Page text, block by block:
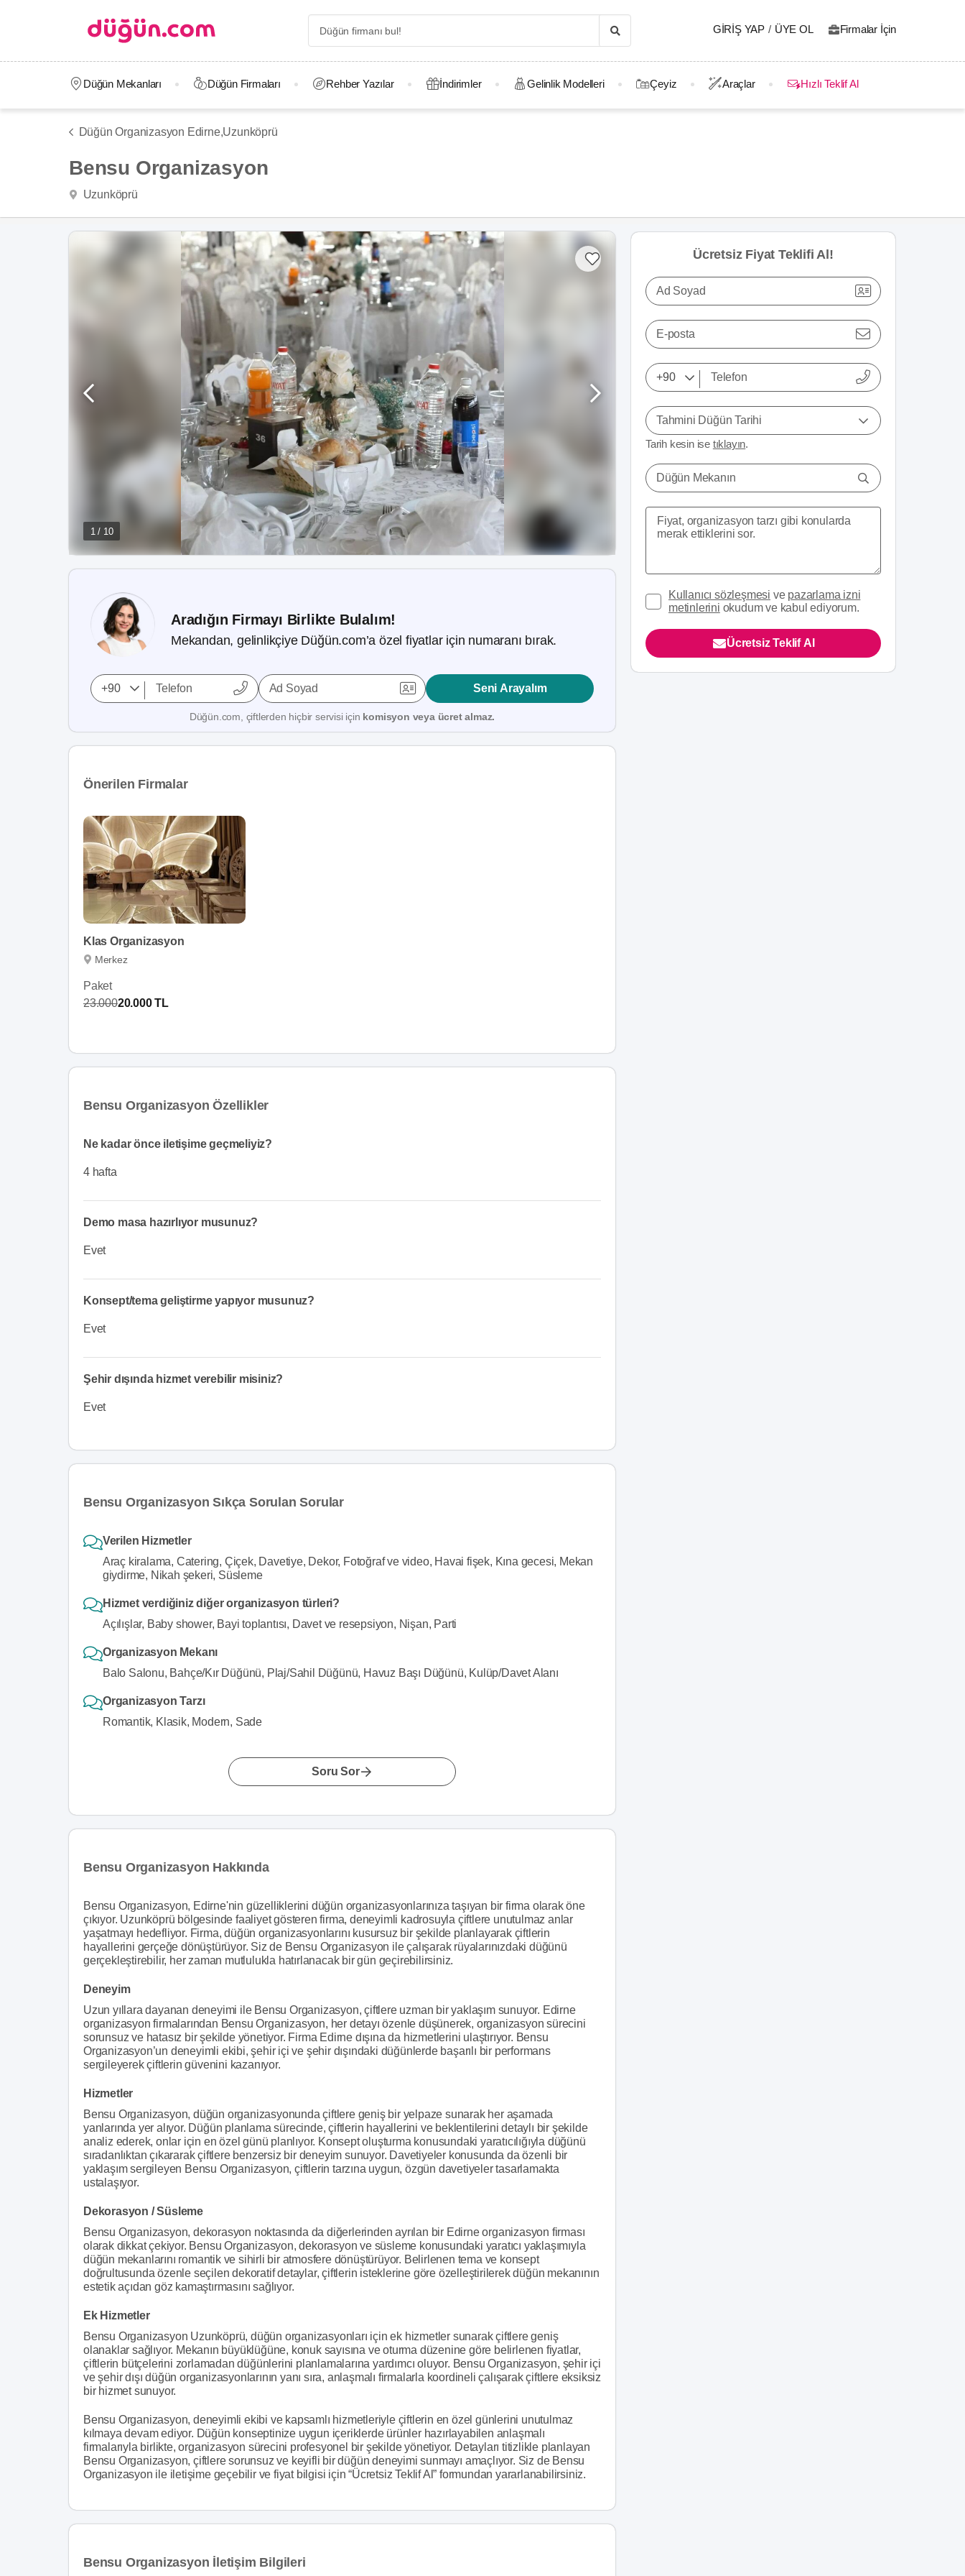
GIRIŞ YAP / ÜYE OL Firmalar İçin
Düğün Mekanları Düğün Firmaları Rehber Yazılar İndirimler Gelinlik Modelleri Çeyiz Araçlar Hızlı Teklif Al
Düğün Organizasyon Edirne,Uzunköprü
Bensu Organizasyon
Uzunköprü
1 / 10
Aradığın Firmayı Birlikte Bulalım!
Mekandan, gelinlikçiye Düğün.com’a özel fiyatlar için numaranı bırak.
Ad Soyad Seni Arayalım
Düğün.com, çiftlerden hiçbir servisi için komisyon veya ücret almaz.
Önerilen Firmalar
Klas Organizasyon
Merkez
Paket
23.00020.000 TL
Bensu Organizasyon Özellikler
Ne kadar önce iletişime geçmeliyiz?
4 hafta
Demo masa hazırlıyor musunuz?
Evet
Konsept/tema geliştirme yapıyor musunuz?
Evet
Şehir dışında hizmet verebilir misiniz?
Evet
Bensu Organizasyon Sıkça Sorulan Sorular
Verilen Hizmetler
Araç kiralama, Catering, Çiçek, Davetiye, Dekor, Fotoğraf ve video, Havai fişek, Kına gecesi, Mekan
giydirme, Nikah şekeri, Süsleme
Hizmet verdiğiniz diğer organizasyon türleri?
Açılışlar, Baby shower, Bayi toplantısı, Davet ve resepsiyon, Nişan, Parti
Organizasyon Mekanı
Balo Salonu, Bahçe/Kır Düğünü, Plaj/Sahil Düğünü, Havuz Başı Düğünü, Kulüp/Davet Alanı
Organizasyon Tarzı
Romantik, Klasik, Modern, Sade
Soru Sor
Bensu Organizasyon Hakkında
Bensu Organizasyon, Edirne'nin güzelliklerini düğün organizasyonlarınıza taşıyan bir firma olarak öne
çıkıyor. Uzunköprü bölgesinde faaliyet gösteren firma, deneyimli kadrosuyla çiftlere unutulmaz anlar
yaşatmayı hedefliyor. Firma, düğün organizasyonlarını kusursuz bir şekilde planlayarak çiftlerin
hayallerini gerçeğe dönüştürüyor. Siz de Bensu Organizasyon ile çalışarak rüyalarınızdaki düğünü
gerçekleştirebilir, her zaman mutlulukla hatırlanacak bir gün geçirebilirsiniz.
Deneyim
Uzun yıllara dayanan deneyimi ile Bensu Organizasyon, çiftlere uzman bir yaklaşım sunuyor. Edirne
organizasyon firmalarından Bensu Organizasyon, her detayı özenle düşünerek, organizasyon sürecini
sorunsuz ve hatasız bir şekilde yönetiyor. Firma Edirne dışına da hizmetlerini ulaştırıyor. Bensu
Organizasyon’un deneyimli ekibi, şehir içi ve şehir dışındaki düğünlerde başarılı bir performans
sergileyerek çiftlerin güvenini kazanıyor.
Hizmetler
Bensu Organizasyon, düğün organizasyonunda çiftlere geniş bir yelpaze sunarak her aşamada
yanlarında yer alıyor. Düğün planlama sürecinde, çiftlerin hayallerini ve beklentilerini detaylı bir şekilde
analiz ederek, onlar için en özel günü planlıyor. Konsept oluşturma konusundaki yaratıcılığıyla düğünü
sıradanlıktan çıkararak çiftlere benzersiz bir deneyim sunuyor. Davetiyeler konusunda da özenli bir
yaklaşım sergileyen Bensu Organizasyon, çiftlerin tarzına uygun, özgün davetiyeler tasarlamakta
ustalaşıyor.
Dekorasyon / Süsleme
Bensu Organizasyon, dekorasyon noktasında da diğerlerinden ayrılan bir Edirne organizasyon firması
olarak dikkat çekiyor. Bensu Organizasyon, dekorasyon ve süsleme konusundaki yaratıcı yaklaşımıyla
düğün mekanlarını romantik ve sihirli bir atmosfere dönüştürüyor. Belirlenen tema ve konsept
doğrultusunda özenle seçilen dekoratif detaylar, çiftlerin isteklerine göre özelleştirilerek düğün mekanının
estetik açıdan göz kamaştırmasını sağlıyor.
Ek Hizmetler
Bensu Organizasyon Uzunköprü, düğün organizasyonları için ek hizmetler sunarak çiftlere geniş
olanaklar sağlıyor. Mekanın büyüklüğüne, konuk sayısına ve oturma düzenine göre belirlenen fiyatlar,
çiftlerin bütçelerini zorlamadan düğünlerini planlamalarına yardımcı oluyor. Bensu Organizasyon, şehir içi
ve şehir dışı düğün organizasyonlarının yanı sıra, anlaşmalı firmalarla koordineli çalışarak çiftlere eksiksiz
bir hizmet sunuyor.
Bensu Organizasyon, deneyimli ekibi ve kapsamlı hizmetleriyle çiftlerin en özel günlerini unutulmaz
kılmaya devam ediyor. Düğün konseptinize uygun içeriklerde ürünler hazırlayabilen anlaşmalı
firmalarıyla birlikte, organizasyon sürecini profesyonel bir şekilde yönetiyor. Detayları titizlikle planlayan
Bensu Organizasyon, çiftlere sorunsuz ve keyifli bir düğün deneyimi sunmayı amaçlıyor. Siz de Bensu
Organizasyon ile iletişime geçebilir ve fiyat bilgisi için “Ücretsiz Teklif Al” formundan yararlanabilirsiniz.
Bensu Organizasyon İletişim Bilgileri
Ücretsiz Fiyat Teklifi Al!
Ad Soyad
E-posta
Tahmini Düğün Tarihi
Tarih kesin ise tıklayın.
Düğün Mekanın
Kullanıcı sözleşmesi ve pazarlama izni
metinlerini okudum ve kabul ediyorum.
Ücretsiz Teklif Al